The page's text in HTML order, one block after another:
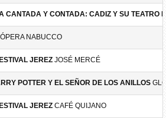
CANTADA Y CONTADA: CADIZ Y SU TEATRO
ÓPERA NABUCCO
JEREZ JOSÉ MERCÉ
POTTER Y EL SEÑOR DE LOS ANILLOS
JEREZ CAFÉ QUIJANO